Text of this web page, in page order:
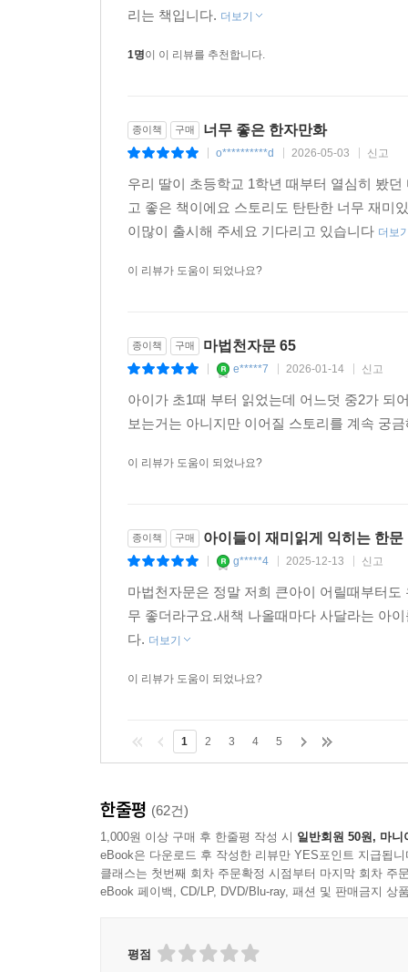
리는 책입니다. 더보기
1명이 이 리뷰를 추천합니다.
종이책 구매 너무 좋은 한자만화
o**********d 2026-05-03 신고
우리 딸이 초등학교 1학년 때부터 열심히 봤
고 좋은 책이에요 스토리도 탄탄한 너무 재미
이많이 출시해 주세요 기다리고 있습니다 더보
이 리뷰가 도움이 되었나요?
종이책 구매 마법천자문 65
e*****7 2026-01-14 신고
아이가 초1때 부터 읽었는데 어느덧 중2가 되
보는거는 아니지만 이어질 스토리를 계속 궁
이 리뷰가 도움이 되었나요?
종이책 구매 아이들이 재미읽게 익히는 한문
g*****4 2025-12-13 신고
마법천자문은 정말 저희 큰아이 어릴때부터
무 좋더라구요.새책 나올때마다 사달라는 아
다. 더보기
이 리뷰가 도움이 되었나요?
1 2 3 4 5
한줄평 (62건)
1,000원 이상 구매 후 한줄평 작성 시 일반회원 50원, 마니
eBook은 다운로드 후 작성한 리뷰만 YES포인트 지급됩니
클래스는 첫번째 회차 주문확정 시점부터 마지막 회차 주
eBook 페이백, CD/LP, DVD/Blu-ray, 패션 및 판매금지 상
평점